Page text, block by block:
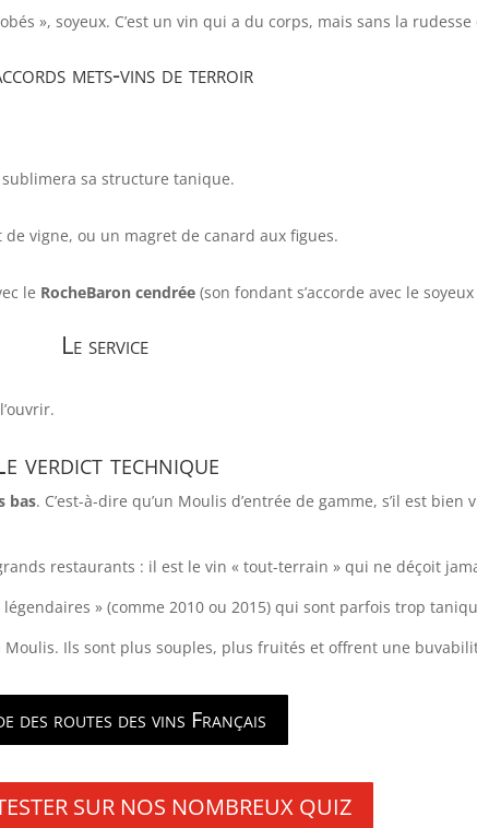
», soyeux. C’est un vin qui a du corps, mais sans la
mets-vins de terroir
sa structure tanique.
vigne, ou un magret de canard aux figues.
le RocheBaron cendrée (son fondant s’accorde avec le
Le service
verdict technique
bas. C’est-à-dire qu’un Moulis d’entrée de gamme, s’il est
restaurants : il est le vin « tout-terrain » qui ne déçoit
» (comme 2010 ou 2015) qui sont parfois trop
Moulis. Ils sont plus souples, plus fruités et offrent une
des routes des vins Français
SUR NOS NOMBREUX QUIZ